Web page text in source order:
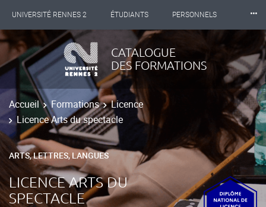
UNIVERSITÉ RENNES 2 ÉTUDIANTS PERSONNELS
INTERNATIONAL PROFESSIONNELS BIBLIOTHÈQUES
LES NOUVELLES DE RENNES 2
⸱⸱⸱
CATALOGUE
DES FORMATIONS
Accueil Formations
Licence
Licence Arts du spectacle
ARTS, LETTRES, LANGUES
LICENCE ARTS DU
SPECTACLE